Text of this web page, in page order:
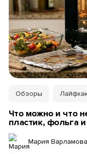
Обзоры
Что можно и что
пластик, фольга
Мария Варламова